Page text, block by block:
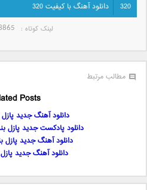
320
دانلود آهنگ با کیفیت 320
لینک کوتاه‌ :
مطالب مرتبط
Posts:
دانلود آهنگ جدید پازل
دانلود پادکست جدید پازل
دانلود آهنگ جدید پازل
دانلود آهنگ جدید پازل